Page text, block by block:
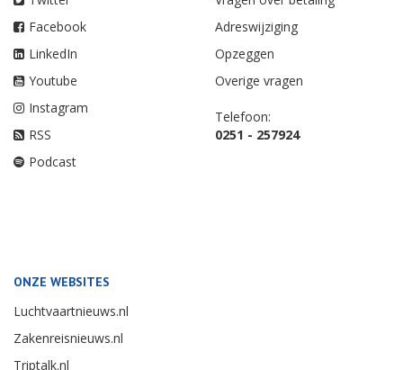
Facebook
LinkedIn
Youtube
Instagram
RSS
Podcast
Adreswijziging
Opzeggen
Overige vragen
Telefoon:
0251 - 257924
ONZE WEBSITES
Luchtvaartnieuws.nl
Zakenreisnieuws.nl
Triptalk.nl